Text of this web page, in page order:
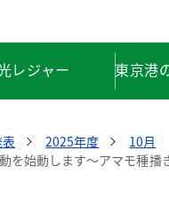
レジャー 東京港
2025年度
10月
始動します～アマモ種播